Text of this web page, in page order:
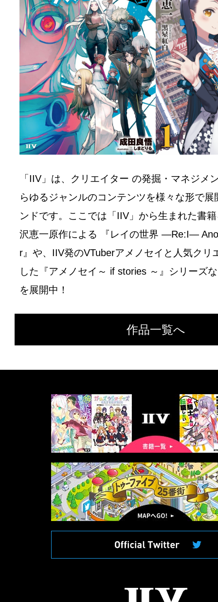
「IIV」は、クリエイター の発掘・マネジメ
らゆるジャンルのコンテンツを様々な形で
ンドです。ここでは「IIV」から生まれた書
沢恵一原作による 『レイの世界 ―Re:I―
r』や、IIV発のVTuberアメノセイと人気クリ
した『アメノセイ～ if stories ～』シリーズ
を展開中！
作品一覧へ
書
籍
一
覧
マ
ッ
プ
へ